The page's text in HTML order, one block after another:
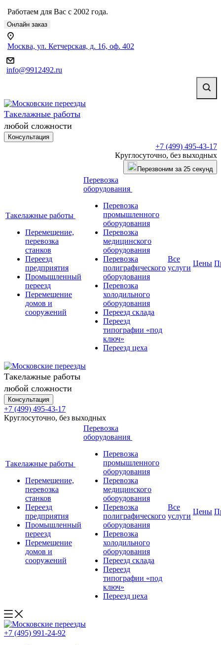
Работаем для Вас с 2002 года.
Онлайн заказ
Москва, ул. Кетчерская, д. 16, оф. 402
info@9912492.ru
Такелажные работы
любой сложности
Консультация
+7 (499) 495-43-17
Круглосуточно, без выходных
Перезвоним за 25 секунд
Такелажные работы
Перемещение,
перевозка
станков
Переезд
предприятия
Промышленный
переезд
Перемещение
домов и
сооружений
Перевозка
оборудования
Перевозка
промышленного
оборудования
Перевозка
медицинского
оборудования
Перевозка
полиграфического
оборудования
Перевозка
холодильного
оборудования
Переезд склада
Переезд
типографии «под
ключ»
Переезд цеха
Все
услуги
Цены
Такелажные работы
любой сложности
Консультация
+7 (499) 495-43-17
Круглосуточно, без выходных
Такелажные работы
Перемещение,
перевозка
станков
Переезд
предприятия
Промышленный
переезд
Перемещение
домов и
сооружений
Перевозка
оборудования
Перевозка
промышленного
оборудования
Перевозка
медицинского
оборудования
Перевозка
полиграфического
оборудования
Перевозка
холодильного
оборудования
Переезд склада
Переезд
типографии «под
ключ»
Переезд цеха
Все
услуги
Цены
+7 (495) 991-24-92